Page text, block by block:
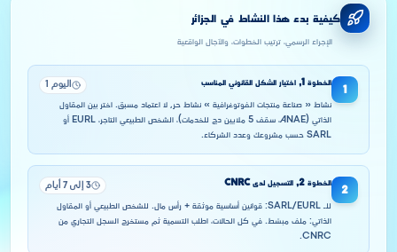
كيفية بدء هذا النشاط في الجزائر
الإجراء الرسمي، ترتيب الخطوات، والآجال الواقعية
1
الخطوة 1
, اختيار الشكل القانوني المناسب اليوم 1
نشاط « صناعة منتجات الفوتوغرافية » نشاط حر, لا اعتماد مسبق. اختر بين المقاول
الذاتي (ANAE، سقف 5 ملايين دج للخدمات)، الشخص الطبيعي التاجر، EURL أو
SARL حسب مشروعك وعدد الشركاء.
2
الخطوة 2
, التسجيل لدى CNRC 3 إلى 7 أيام
للـ SARL/EURL: قوانين أساسية موثقة + رأس مال. للشخص الطبيعي أو المقاول
الذاتي: ملف مبسّط. في كل الحالات، اطلب التسمية ثم مستخرج السجل التجاري من
CNRC.